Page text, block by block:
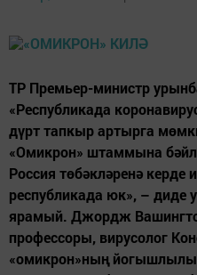
ТР Премьер-министр
«Республикада
дүрт тапкыр артырга
«Омикрон» штаммына
Россия төбәкләренә керде
республикада юк», –
ярамый. Джордж
профессоры, вирусолог
«омикрон»ның